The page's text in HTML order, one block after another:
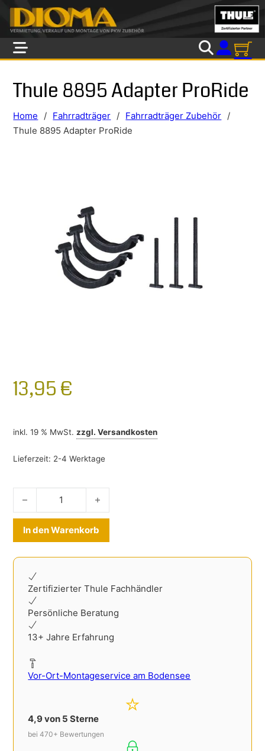
Skip to main content
Skip to footer
Thule 8895 Adapter ProRide
Home / Fahrradträger / Fahrradträger Zubehör /
Thule 8895 Adapter ProRide
13,95 €
inkl. 19 % MwSt. zzgl.Versandkosten
Lieferzeit: 2-4 Werktage
Thule 8895 Adapter ProRide Menge
In den Warenkorb
Zertifizierter Thule Fachhändler
Persönliche Beratung
13+ Jahre Erfahrung
Vor-Ort-Montageservice am Bodensee
4,9 von 5 Sterne
bei 470+ Bewertungen